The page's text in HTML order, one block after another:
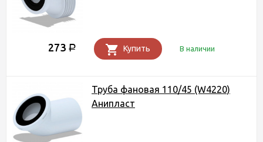
273 Р Купить В наличии
Труба фановая 110/45 (W4220)
Анипласт